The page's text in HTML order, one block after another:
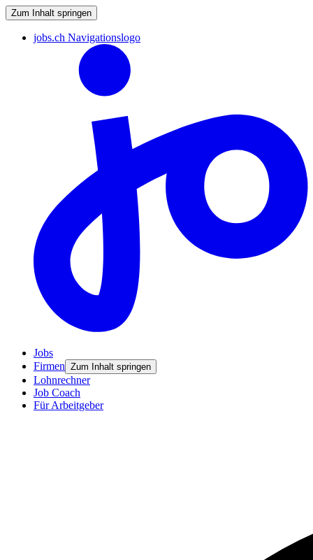
Zum Inhalt springen
jobs.ch Navigationslogo
Jobs
Firmen Zum Inhalt springen
Lohnrechner
Job Coach
Für Arbeitgeber